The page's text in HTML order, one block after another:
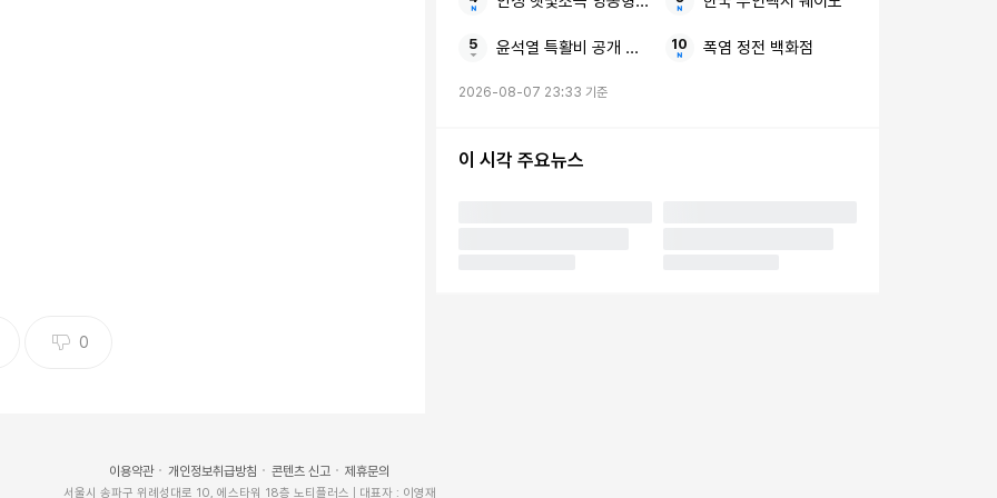
분기, 전년 동기 대비 호전됐다"면서 "고무적인 점은
지고 있다"며 수익원으로 신조 수익과 유지·보수·정
0
윤석열 특활비 공개 소송 대법 폭염 정전 백화점
2026-08-07 23:33 기준
이 시각 주요뉴스
이용약관 개인정보취급방침 콘텐츠 신고 제휴문의
서울시 송파구 위례성대로 10, 에스타워 18층 노티플러스 | 대표자 : 이영재